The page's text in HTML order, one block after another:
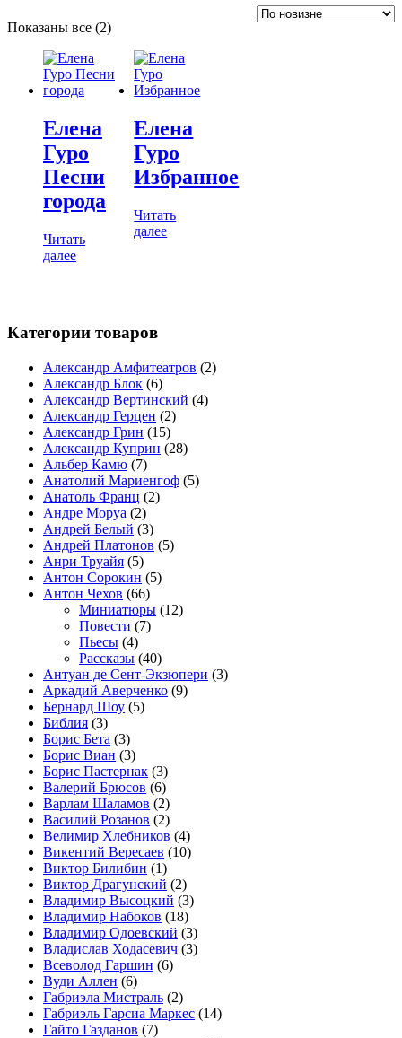
Показаны все (2)Сортировка:
недавние
Елена
Гуро
Песни
города
Читать
далее
Елена
Гуро
Избранное
Читать
далее
Категории товаров
Александр Амфитеатров (2)
Александр Блок (6)
Александр Вертинский (4)
Александр Герцен (2)
Александр Грин (15)
Александр Куприн (28)
Альбер Камю (7)
Анатолий Мариенгоф (5)
Анатоль Франц (2)
Андре Моруа (2)
Андрей Белый (3)
Андрей Платонов (5)
Анри Труайя (5)
Антон Сорокин (5)
Антон Чехов (66)
Миниатюры (12)
Повести (7)
Пьесы (4)
Рассказы (40)
Антуан де Сент-Экзюпери (3)
Аркадий Аверченко (9)
Бернард Шоу (5)
Библия (3)
Борис Бета (3)
Борис Виан (3)
Борис Пастернак (3)
Валерий Брюсов (6)
Варлам Шаламов (2)
Василий Розанов (2)
Велимир Хлебников (4)
Викентий Вересаев (10)
Виктор Билибин (1)
Виктор Драгунский (2)
Владимир Высоцкий (3)
Владимир Набоков (18)
Владимир Одоевский (3)
Владислав Ходасевич (3)
Всеволод Гаршин (6)
Вуди Аллен (6)
Габриэла Мистраль (2)
Габриэль Гарсиа Маркес (14)
Гайто Газданов (7)